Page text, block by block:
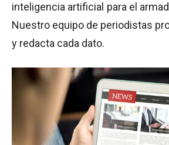
inteligencia artificial para el
Nuestro equipo de periodistas
y redacta cada dato.